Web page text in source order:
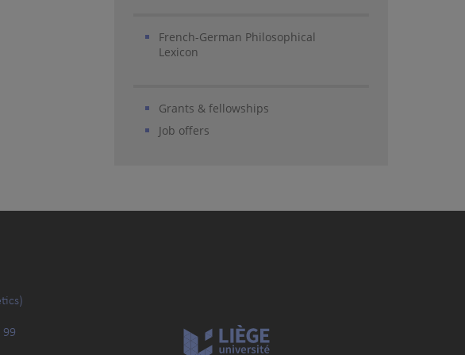
French-German Philosophical
Lexicon
Grants & fellowships
Job offers
99